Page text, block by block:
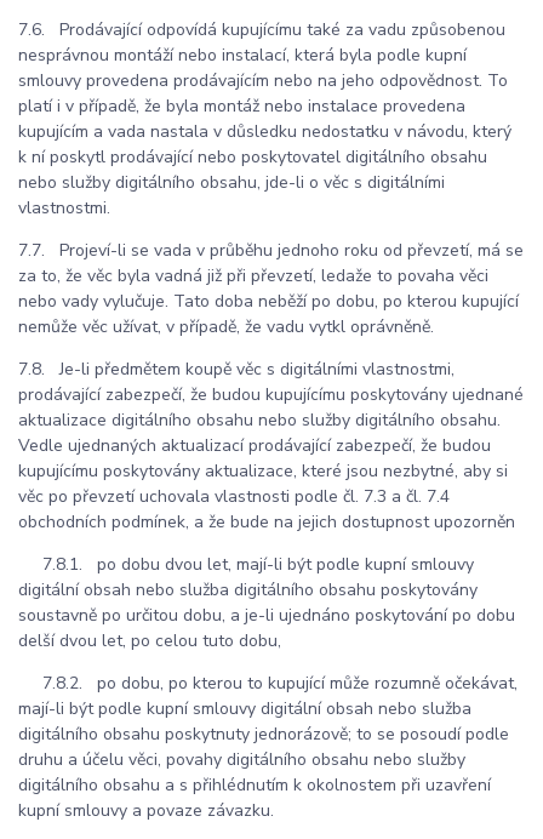
7.6. Prodávající odpovídá kupujícímu také za vadu způsobenou
nesprávnou montáží nebo instalací, která byla podle kupní
smlouvy provedena prodávajícím nebo na jeho odpovědnost. To
platí i v případě, že byla montáž nebo instalace provedena
kupujícím a vada nastala v důsledku nedostatku v návodu, který
k ní poskytl prodávající nebo poskytovatel digitálního obsahu
nebo služby digitálního obsahu, jde-li o věc s digitálními
vlastnostmi.
7.7. Projeví-li se vada v průběhu jednoho roku od převzetí, má se
za to, že věc byla vadná již při převzetí, ledaže to povaha věci
nebo vady vylučuje. Tato doba neběží po dobu, po kterou kupující
nemůže věc užívat, v případě, že vadu vytkl oprávněně.
7.8. Je-li předmětem koupě věc s digitálními vlastnostmi,
prodávající zabezpečí, že budou kupujícímu poskytovány ujednané
aktualizace digitálního obsahu nebo služby digitálního obsahu.
Vedle ujednaných aktualizací prodávající zabezpečí, že budou
kupujícímu poskytovány aktualizace, které jsou nezbytné, aby si
věc po převzetí uchovala vlastnosti podle čl. 7.3 a čl. 7.4
obchodních podmínek, a že bude na jejich dostupnost upozorněn
7.8.1. po dobu dvou let, mají-li být podle kupní smlouvy
digitální obsah nebo služba digitálního obsahu poskytovány
soustavně po určitou dobu, a je-li ujednáno poskytování po dobu
delší dvou let, po celou tuto dobu,
7.8.2. po dobu, po kterou to kupující může rozumně očekávat,
mají-li být podle kupní smlouvy digitální obsah nebo služba
digitálního obsahu poskytnuty jednorázově; to se posoudí podle
druhu a účelu věci, povahy digitálního obsahu nebo služby
digitálního obsahu a s přihlédnutím k okolnostem při uzavření
kupní smlouvy a povaze závazku.